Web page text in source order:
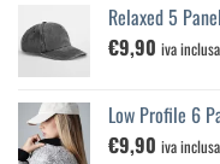
Relaxed 5
€9,90 iva inclusa
Low Profile 6
€9,90 iva inclusa